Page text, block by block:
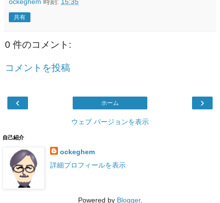
共有
0 件のコメント:
コメントを投稿
‹ ›
ホーム
ウェブ バージョンを表示
自己紹介
ockeghem
詳細プロフィールを表示
Powered by Blogger.